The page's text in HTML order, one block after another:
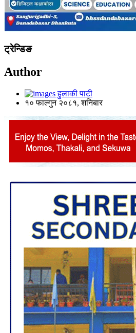
ट्रेन्डिङ
Author
हुलाकी पाटी
१० फाल्गुन २०८१, शनिबार